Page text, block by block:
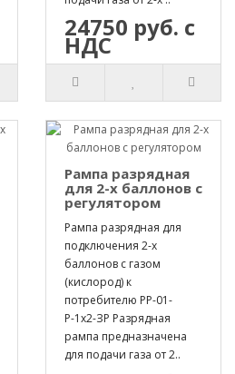
24750 руб. с
НДС
Рампа разрядная
для 2-х баллонов с
регулятором
Рампа разрядная для
подключения 2-х
баллонов с газом
(кислород) к
потребителю РР-01-
Р-1х2-ЗР Разрядная
рампа предназначена
для подачи газа от 2..